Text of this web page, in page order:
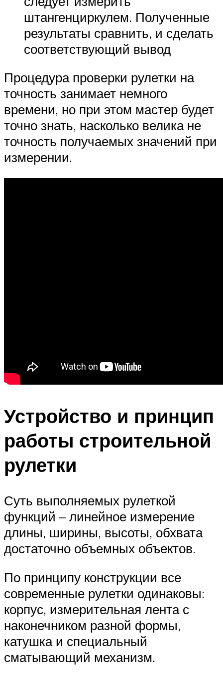
штангенциркулем. Полученные
результаты сравнить, и сделать
соответствующий вывод
Процедура проверки рулетки на
точность занимает немного
времени, но при этом мастер будет
точно знать, насколько велика не
точность получаемых значений при
измерении.
Устройство и принцип
работы строительной
рулетки
Суть выполняемых рулеткой
функций – линейное измерение
длины, ширины, высоты, обхвата
достаточно объемных объектов.
По принципу конструкции все
современные рулетки одинаковы:
корпус, измерительная лента с
наконечником разной формы,
катушка и специальный
сматывающий механизм.